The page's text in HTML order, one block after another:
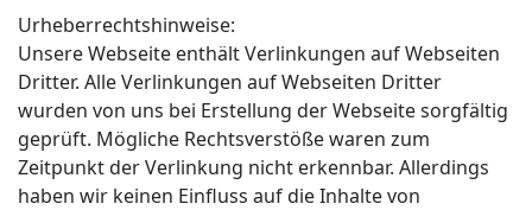
Urheberrechtshinweise:
Unsere Webseite enthält Verlinkungen auf Webseiten
Dritter. Alle Verlinkungen auf Webseiten Dritter
wurden von uns bei Erstellung der Webseite sorgfältig
geprüft. Mögliche Rechtsverstöße waren zum
Zeitpunkt der Verlinkung nicht erkennbar. Allerdings
haben wir keinen Einfluss auf die Inhalte von